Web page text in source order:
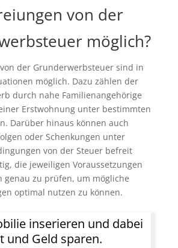
von der
möglich?
der Grunderwerbsteuer sind in
möglich. Dazu zählen der
durch nahe Familienangehörige
Erstwohnung unter bestimmten
Darüber hinaus können auch
oder Schenkungen unter
von der Steuer befreit
die jeweiligen Voraussetzungen
genau zu prüfen, um mögliche
optimal nutzen zu können.
inserieren und dabei
und Geld sparen.